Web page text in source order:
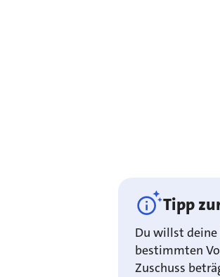
Tipp
Du willst deine
bestimmten
Zuschuss